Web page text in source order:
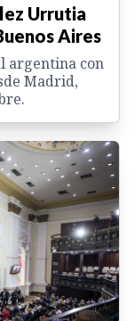
Urrutia
Aires
argentina con
Madrid,